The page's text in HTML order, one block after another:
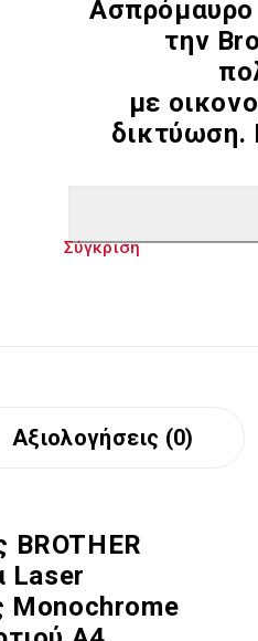
την
με
δικτύωση.
Σύγκριση
Αξιολογήσεις (0)
Laser